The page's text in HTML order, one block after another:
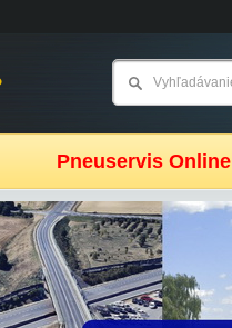
Pneuservis Online